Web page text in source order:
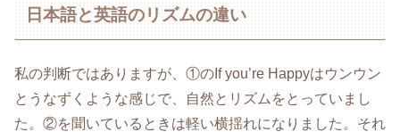
日本語と英語のリズムの違い
私の判断ではありますが、①のIf you’re Happyはウンウン
とうなずくような感じで、自然とリズムをとっていまし
た。②を聞いているときは軽い横揺れになりました。それ